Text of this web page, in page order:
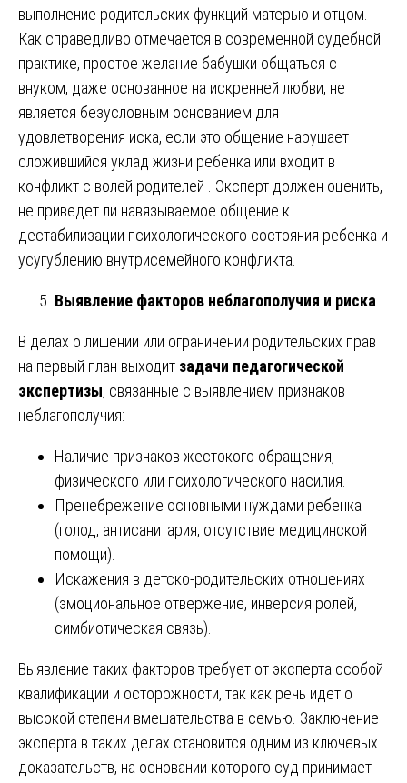
выполнение родительских функций матерью и отцом.
Как справедливо отмечается в современной судебной
практике, простое желание бабушки общаться с
внуком, даже основанное на искренней любви, не
является безусловным основанием для
удовлетворения иска, если это общение нарушает
сложившийся уклад жизни ребенка или входит в
конфликт с волей родителей . Эксперт должен оценить,
не приведет ли навязываемое общение к
дестабилизации психологического состояния ребенка и
усугублению внутрисемейного конфликта.
Выявление факторов неблагополучия и риска
В делах о лишении или ограничении родительских прав
на первый план выходит задачи педагогической
экспертизы, связанные с выявлением признаков
неблагополучия:
Наличие признаков жестокого обращения,
физического или психологического насилия.
Пренебрежение основными нуждами ребенка
(голод, антисанитария, отсутствие медицинской
помощи).
Искажения в детско-родительских отношениях
(эмоциональное отвержение, инверсия ролей,
симбиотическая связь).
Выявление таких факторов требует от эксперта особой
квалификации и осторожности, так как речь идет о
высокой степени вмешательства в семью. Заключение
эксперта в таких делах становится одним из ключевых
доказательств, на основании которого суд принимает